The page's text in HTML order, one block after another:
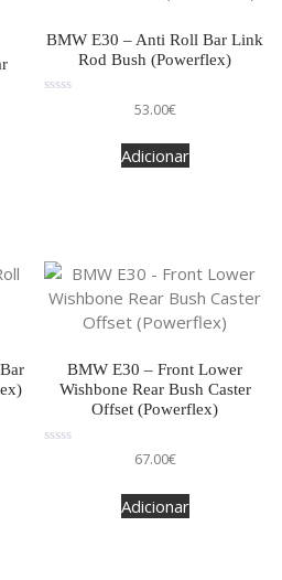
BMW E30 – Anti Roll Bar Link
Rod Bush (Powerflex)
53.00€
Adicionar
BMW E30 – Front Lower
Wishbone Rear Bush Caster
Offset (Powerflex)
67.00€
Adicionar